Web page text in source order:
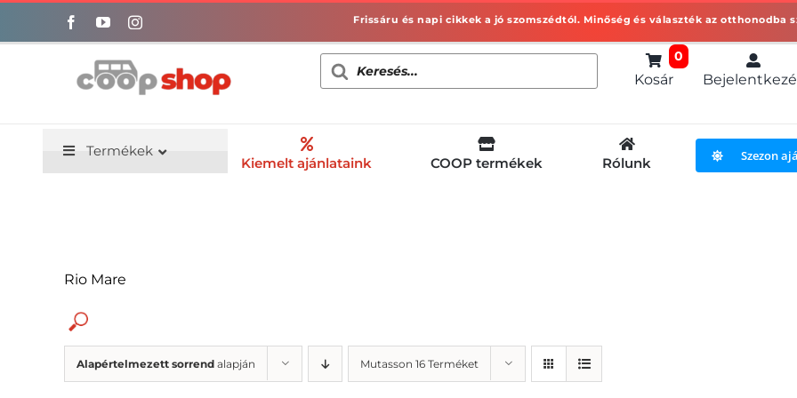
Products
search
Kosár
0
Termékek
Kiemelt ajánlataink COOP termékek Rólunk Szezon
Rio Mare
Alacsony só/nátrium-
Alapértelmezett sorrend alapján Mutasson 16 Terméket